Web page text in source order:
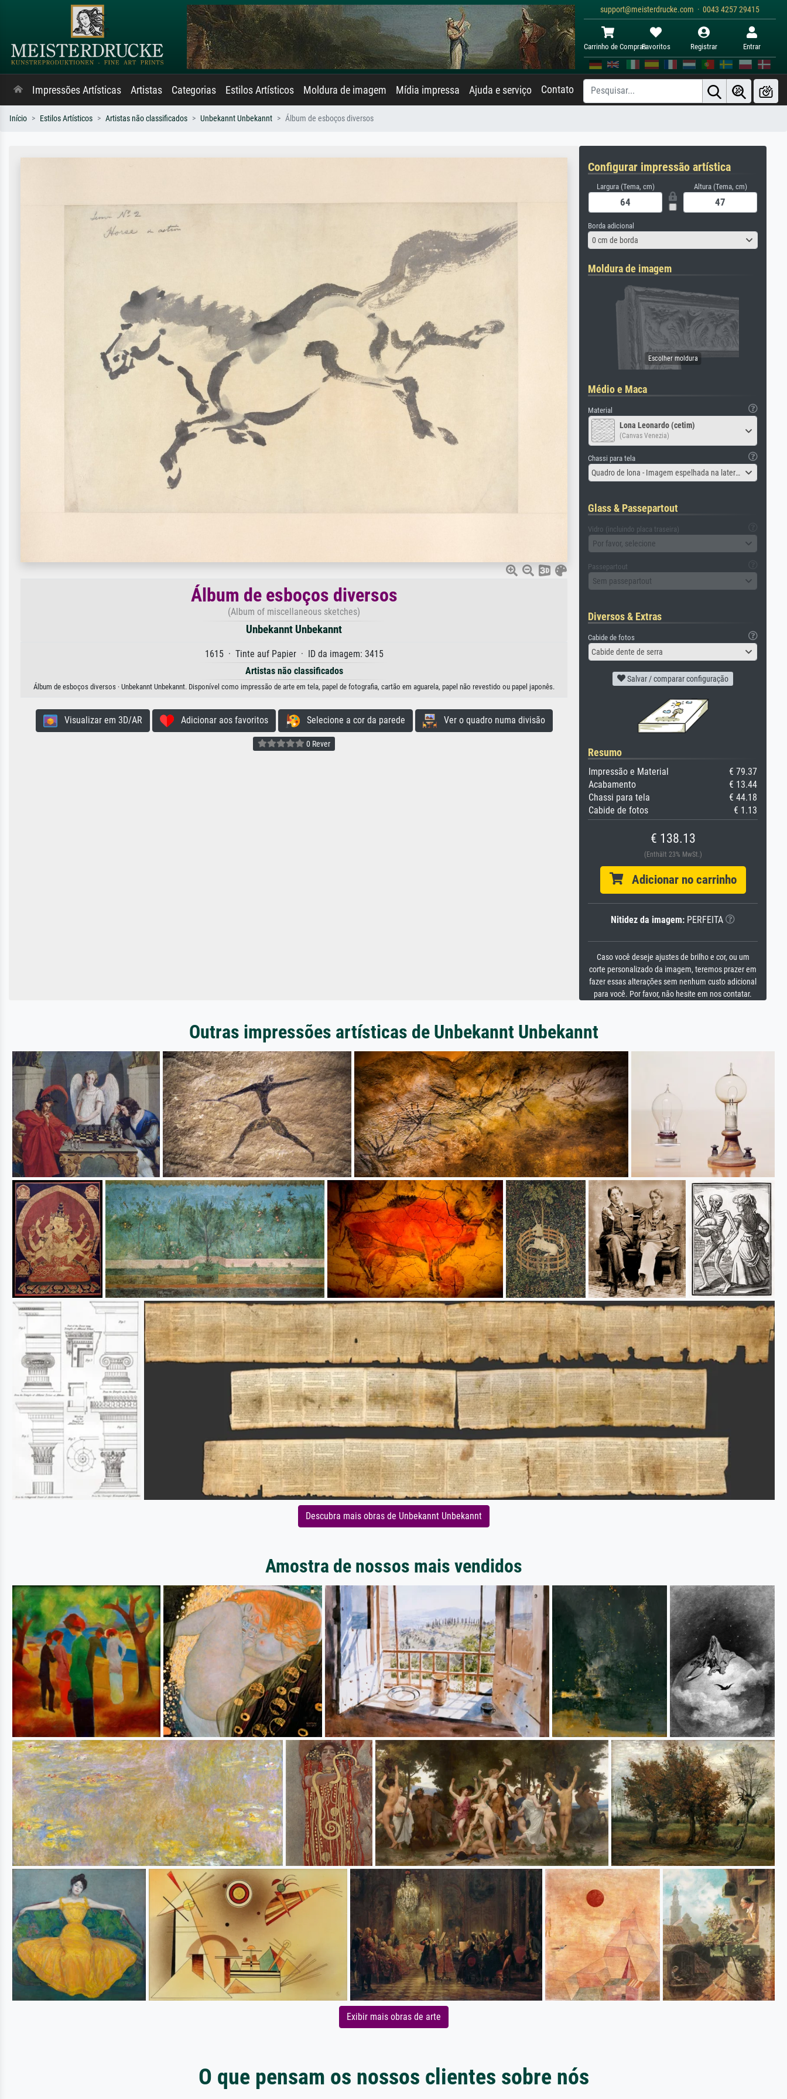
support@meisterdrucke.com · 0043 4257 29415
Carrinho de ComprasFavoritos Registrar Entrar
Impressões Artísticas Artistas Categorias Estilos Artísticos Moldura de imagem Mídia impressa Ajuda e serviço Contato
Início Estilos Artísticos Artistas não classificados Unbekannt Unbekannt Álbum de esboços diversos
Álbum de esboços diversos
(Album of miscellaneous sketches)
Unbekannt Unbekannt
1615 · Tinte auf Papier · ID da imagem: 3415
Artistas não classificados
Álbum de esboços diversos · Unbekannt Unbekannt. Disponível como impressão de arte em tela, papel de fotografia, cartão em aguarela, papel não revestido ou papel japonês.
Visualizar em 3D/AR Adicionar aos favoritos Selecione a cor da parede Ver o quadro numa divisão
0 Rever
Configurar impressão artística
Largura (Tema, cm) Altura (Tema, cm)
Borda adicional
0 cm de borda
Moldura de imagem
Médio e Maca
Material
Lona Leonardo (cetim)
(Canvas Venezia)
Chassi para tela
Quadro de lona - Imagem espelhada na lateral
Glass & Passepartout
Vidro (incluindo placa traseira)
Por favor, selecione
Passepartout
Sem passepartout
Diversos & Extras
Cabide de fotos
Cabide dente de serra
Salvar / comparar configuração
Resumo
Impressão e Material
€ 79.37
Acabamento
€ 13.44
Chassi para tela
€ 44.18
Cabide de fotos
€ 1.13
€ 138.13
(Enthält 23% MwSt.)
Adicionar no carrinho
Nitidez da imagem: PERFEITA
Caso você deseje ajustes de brilho e cor, ou um
corte personalizado da imagem, teremos prazer em
fazer essas alterações sem nenhum custo adicional
para você. Por favor, não hesite em nos contatar.
Outras impressões artísticas de Unbekannt Unbekannt
Descubra mais obras de Unbekannt Unbekannt
Amostra de nossos mais vendidos
Exibir mais obras de arte
O que pensam os nossos clientes sobre nós